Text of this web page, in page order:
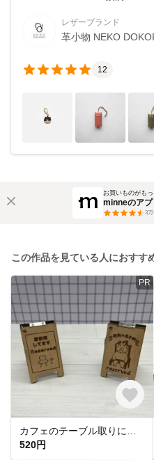
レザーブランド
革小物 NEKO
12
お買いものがも
minneのアプ
3
この作品を見ている人におすす
PR
520円